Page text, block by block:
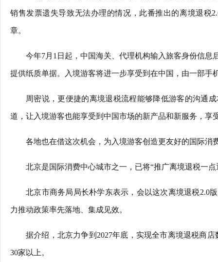
销售发票遗失导致无法办理的情况，此番推出的离境退税
章。
今年7月1日起，中国海关、代理机构输入旅客身份信
提供纸质单据。入境游客将进一步享受到在中国，由一部手
周密说，更便捷的离境退税流程能够降低游客的沟通
道，让入境游客也能享受到中国市场的新产品和新服务，
各地也在借这次机会，为入境游客创造更友好的国际消
北京是国际消费中心城市之一，已将“推广离境退税一
北京市商务局局长朴学东表示，会以这次离境退税2.0
力推动政策率先落地、集成见效。
据介绍，北京力争到2027年底，实现全市离境退税商
30家以上。